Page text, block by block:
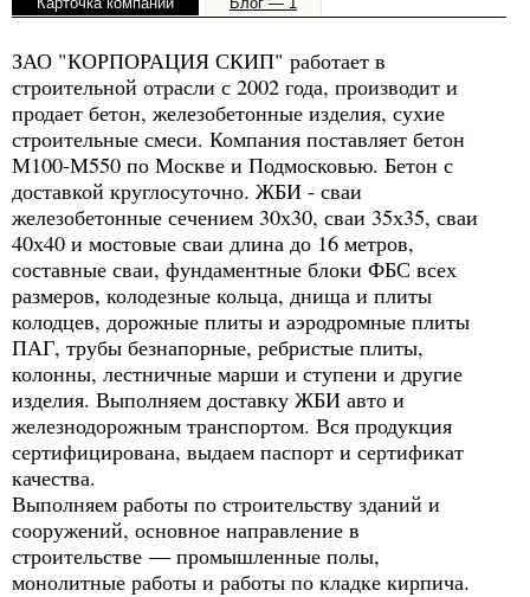
ЗАО "КОРПОРАЦИЯ СКИП" работает в
строительной отрасли с 2002 года, производит и
продает бетон, железобетонные изделия, сухие
строительные смеси. Компания поставляет бетон
М100-М550 по Москве и Подмосковью. Бетон с
доставкой круглосуточно. ЖБИ - сваи
железобетонные сечением 30х30, сваи 35х35, сваи
40х40 и мостовые сваи длина до 16 метров,
составные сваи, фундаментные блоки ФБС всех
размеров, колодезные кольца, днища и плиты
колодцев, дорожные плиты и аэродромные плиты
ПАГ, трубы безнапорные, ребристые плиты,
колонны, лестничные марши и ступени и другие
изделия. Выполняем доставку ЖБИ авто и
железнодорожным транспортом. Вся продукция
сертифицирована, выдаем паспорт и сертификат
качества.
Выполняем работы по строительству зданий и
сооружений, основное направление в
строительстве — промышленные полы,
монолитные работы и работы по кладке кирпича.